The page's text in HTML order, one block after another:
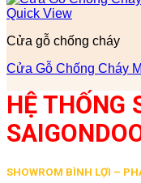
Quick View
Cửa gỗ chống cháy
Cửa Gỗ Chống Cháy
HỆ THỐNG
SHOWROM BÌNH LỢI –